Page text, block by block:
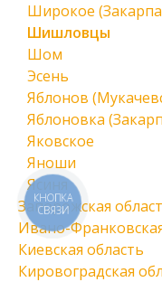
Широкое
Шишловцы
Шом
Эсень
Яблонов
Яблоновка
Яковское
Яноши
Ясиня
Запорожская
Ивано-
Киевская область
Кировоградская
КНОПКА
СВЯЗИ